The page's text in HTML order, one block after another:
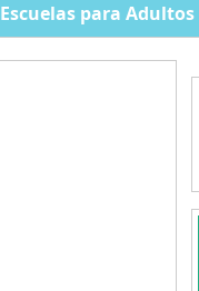
Escuelas para Adultos